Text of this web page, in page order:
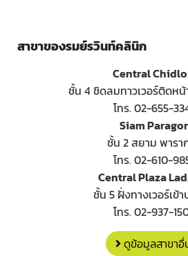
สาขาของรมย์รวินท์คลินิก
Central
ชั้น 4 ชิดลมทาวเวอร์ติดห
โทร. 02-655-
Siam
ชั้น 2 สยาม พารา
โทร. 02-610-
Central Plaza
ชั้น 5 ฝั่งทางเวอร์เข้า
โทร. 02-937-
ดูข้อมูลสาขาอื่